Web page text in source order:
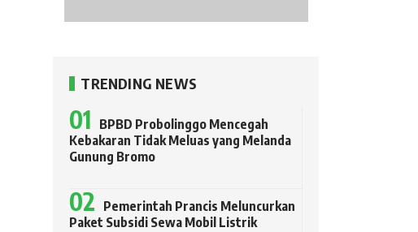
TRENDING NEWS
BPBD Probolinggo Mencegah
Kebakaran Tidak Meluas yang Melanda
Gunung Bromo
Pemerintah Prancis Meluncurkan
Paket Subsidi Sewa Mobil Listrik